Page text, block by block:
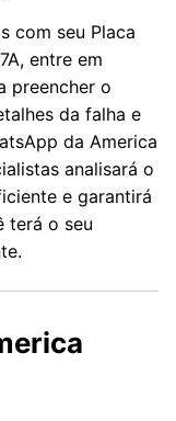
com seu Placa
entre em
preencher o
da falha e
da America
analisará o
e garantirá
terá o seu